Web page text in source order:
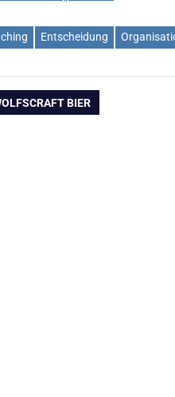
Entscheidung
BIER